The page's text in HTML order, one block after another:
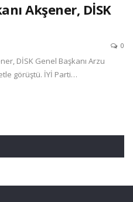
Akşener, DİSK
0
DİSK Genel Başkanı Arzu
görüştü. İYİ Parti…